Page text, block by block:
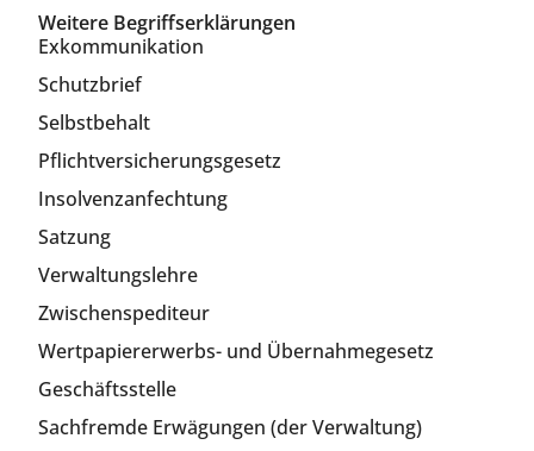
Weitere Begriffserklärungen
Exkommunikation
Schutzbrief
Selbstbehalt
Pflichtversicherungsgesetz
Insolvenzanfechtung
Satzung
Verwaltungslehre
Zwischenspediteur
Wertpapiererwerbs- und Übernahmegesetz
Geschäftsstelle
Sachfremde Erwägungen (der Verwaltung)